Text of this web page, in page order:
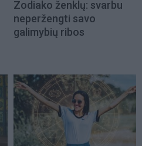
Zodiako ženklų: svarbu
neperžengti savo
galimybių ribos